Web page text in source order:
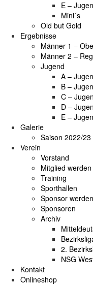
E –
Mini´s
Old but Gold
Ergebnisse
Männer 1 –
Männer 2 –
Jugend
A –
B –
C –
D –
E –
Galerie
Saison 2022/23
Verein
Vorstand
Mitglied werden
Training
Sporthallen
Sponsor werden
Sponsoren
Archiv
2.
NSG
Kontakt
Onlineshop